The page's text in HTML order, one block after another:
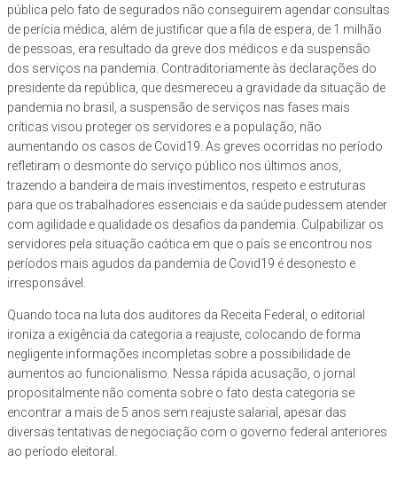
pública pelo fato de segurados não conseguirem agendar consultas
de perícia médica, além de justificar que a fila de espera, de 1 milhão
de pessoas, era resultado da greve dos médicos e da suspensão
dos serviços na pandemia. Contraditoriamente às declarações do
presidente da república, que desmereceu a gravidade da situação de
pandemia no brasil, a suspensão de serviços nas fases mais
críticas visou proteger os servidores e a população, não
aumentando os casos de Covid19. As greves ocorridas no período
refletiram o desmonte do serviço público nos últimos anos,
trazendo a bandeira de mais investimentos, respeito e estruturas
para que os trabalhadores essenciais e da saúde pudessem atender
com agilidade e qualidade os desafios da pandemia. Culpabilizar os
servidores pela situação caótica em que o país se encontrou nos
períodos mais agudos da pandemia de Covid19 é desonesto e
irresponsável.
Quando toca na luta dos auditores da Receita Federal, o editorial
ironiza a exigência da categoria a reajuste, colocando de forma
negligente informações incompletas sobre a possibilidade de
aumentos ao funcionalismo. Nessa rápida acusação, o jornal
propositalmente não comenta sobre o fato desta categoria se
encontrar a mais de 5 anos sem reajuste salarial, apesar das
diversas tentativas de negociação com o governo federal anteriores
ao período eleitoral.